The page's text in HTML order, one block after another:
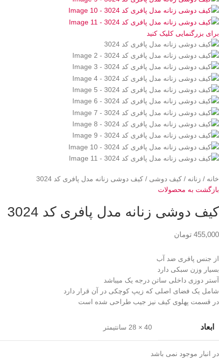
برای بزرگنمایی کلیک کنید
خانه زنانه کیف دوشی
کیف دوشی زنانه مدل پافری کد 3024
بازگشت به محصولات
کیف دوشی زنانه مدل پافری کد 3024
455,000 تومان
از جنس پافری ضد آب
بسیار وزن سبکی دارد
آستر دوزی داخلی ساتن درجه یک میباشد
شامل یک فضای اصلی که زیپ کوچکی در آن قرار دارد
در قسمت پهلوی کیف نیز جیب طراحی شده است
ابعاد 40 × 28 سانتیمتر
در انبار موجود نمی باشد